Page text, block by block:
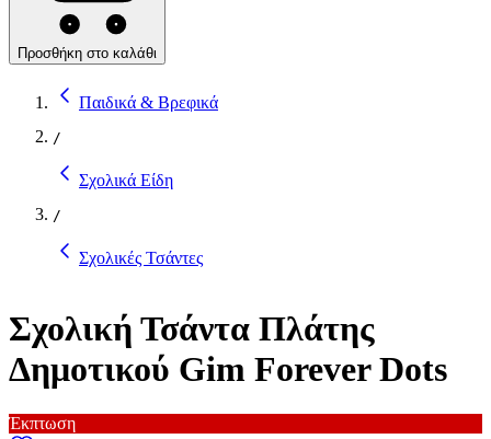
Προσθήκη στο καλάθι
Παιδικά & Βρεφικά
/
Σχολικά Είδη
/
Σχολικές Τσάντες
Σχολική Τσάντα Πλάτης
Δημοτικού Gim Forever Dots
Έκπτωση